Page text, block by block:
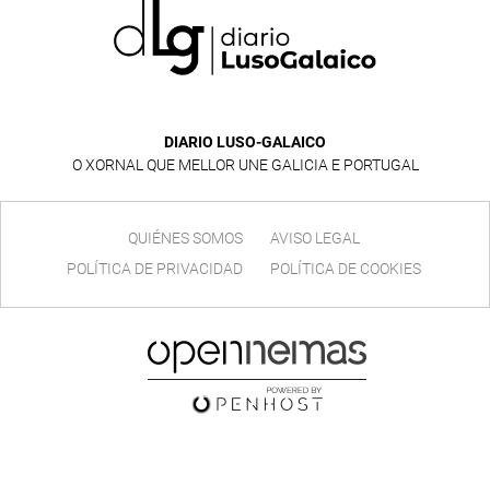
DIARIO LUSO-GALAICO
O XORNAL QUE MELLOR UNE GALICIA E PORTUGAL
QUIÉNES SOMOS
AVISO LEGAL
POLÍTICA DE PRIVACIDAD
POLÍTICA DE COOKIES